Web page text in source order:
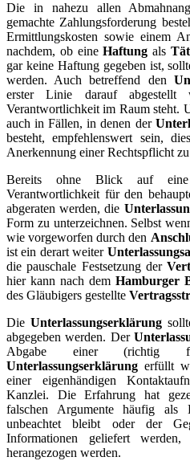
Die in nahezu allen
gemachte Zahlungsforderung
Ermittlungskosten sowie einem
nachdem, ob eineHaftung als
gar keine Haftung gegeben ist,
werden. Auch betreffend den
erster Linie darauf abgestellt
Verantwortlichkeit im Raum steht.
auch in Fällen, in denen der
besteht, empfehlenswert sein,
Anerkennung einer Rechtspflicht
Bereits ohne Blick auf eine
Verantwortlichkeit für den
abgeraten werden, die
Form zu unterzeichnen. Selbst
wie vorgeworfen durch den
ist ein derart weiter
die pauschale Festsetzung der
hier kann nach dem Hamburger
des Gläubigers gestellte
DieUnterlassungserklärung
abgegeben werden. Der
Abgabe einer (richtig
Unterlassungserklärung erfüllt
einer eigenhändigen
Kanzlei. Die Erfahrung hat
falschen Argumente häufig als
unbeachtet bleibt oder der
Informationen geliefert
herangezogen werden.